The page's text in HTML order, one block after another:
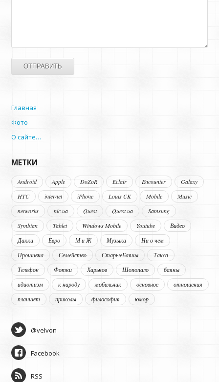
Главная
Фото
О сайте…
МЕТКИ
Android Apple DoZoR Eclair Encounter
Galaxy
HTC
internet iPhone Louis CK Mobile
Music
networks
nic.ua Quest Quest.ua
Samsung
Symbian
Tablet Windows Mobile Youtube
Видео
Дакки
Евро М и Ж Музыка
Ни о чем
Прошивка
Семейство СтарыеБаяны
Такса
Телефон
Фотки Харьков Шопопало
баяны
идиотизм
к народу мобильник основное
отношения
планшет
приколы философия юмор
@velvon
Facebook
RSS